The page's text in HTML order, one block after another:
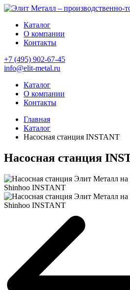
Каталог
О компании
Контакты
+7 (495) 902-67-45
info@elit-metal.ru
Каталог
О компании
Контакты
Главная
Каталог
Насосная станция INSTANT
Насосная станция